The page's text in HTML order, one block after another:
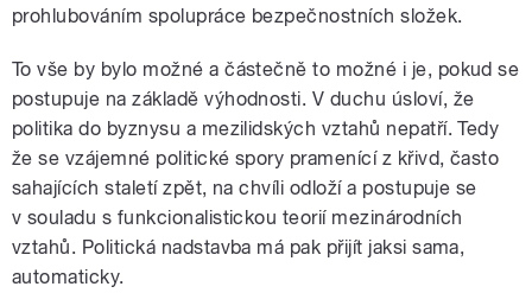
prohlubováním spolupráce bezpečnostních složek.
To vše by bylo možné a částečně to možné i je, pokud se
postupuje na základě výhodnosti. V duchu úsloví, že
politika do byznysu a mezilidských vztahů nepatří. Tedy
že se vzájemné politické spory pramenící z křivd, často
sahajících staletí zpět, na chvíli odloží a postupuje se
v souladu s funkcionalistickou teorií mezinárodních
vztahů. Politická nadstavba má pak přijít jaksi sama,
automaticky.